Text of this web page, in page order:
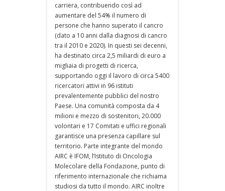
carriera, contribuendo così ad
aumentare del 54% il numero di
persone che hanno superato il cancro
(dato a 10 anni dalla diagnosi di cancro
tra il 2010 e 2020). In questi sei decenni,
ha destinato circa 2,5 miliardi di euro a
migliaia di progetti di ricerca,
supportando oggi il lavoro di circa 5400
ricercatori attivi in 96 istituti
prevalentemente pubblici del nostro
Paese. Una comunità composta da 4
milioni e mezzo di sostenitori, 20.000
volontari e 17 Comitati e uffici regionali
garantisce una presenza capillare sul
territorio. Parte integrante del mondo
AIRC è IFOM, l’Istituto di Oncologia
Molecolare della Fondazione, punto di
riferimento internazionale che richiama
studiosi da tutto il mondo. AIRC inoltre